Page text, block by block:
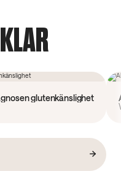
glutenkänslighet